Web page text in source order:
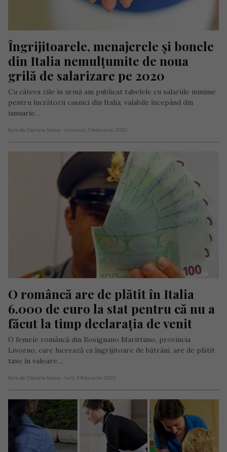
Îngrijitoarele, menajerele și bonele
din Italia nemulțumite de noua
grilă de salarizare pe 2020
Cu câteva zile în urmă am publicat tabelele cu salariile minime
pentru lucrătorii casnici din Italia, valabile începând din
ianuarie…
Scris de Daniela Stoica - miercuri, 5 februarie 2020
O româncă are de plătit în Italia
6.000 de euro la stat pentru că nu a
făcut la timp declarația de venit
O femeie româncă din Rosignano Marittimo, provincia
Livorno, care lucrează ca îngrijitoare de bătrâni, are de plătit
taxe în valoare…
Scris de Daniela Stoica - luni, 3 februarie 2020